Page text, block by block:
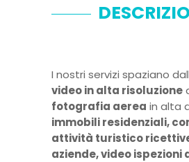
I nostri servizi spaziano
video in alta risoluzione
fotografia aerea in alta
immobili residenziali,
attività turistico
aziende, video ispezioni